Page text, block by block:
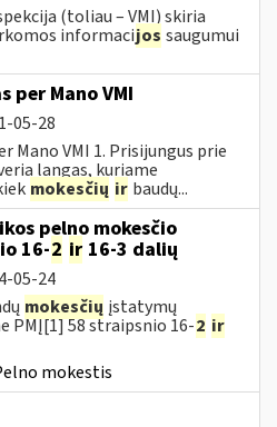
(toliau – VMI) skiria
informacijos saugumui
per Mano VMI
05-28
Mano VMI 1. Prisijungus prie
langas, kuriame
mokesčių ir baudų...
pelno mokesčio
16-2 ir 16-3 dalių
05-24
mokesčių įstatymų
PMĮ[1] 58 straipsnio 16-2 ir
mokestis